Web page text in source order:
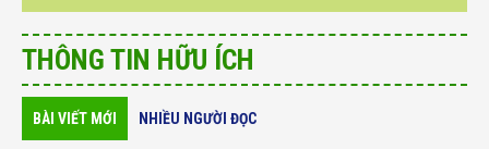
THÔNG TIN HỮU ÍCH
BÀI VIẾT MỚI NHIỀU NGƯỜI ĐỌC